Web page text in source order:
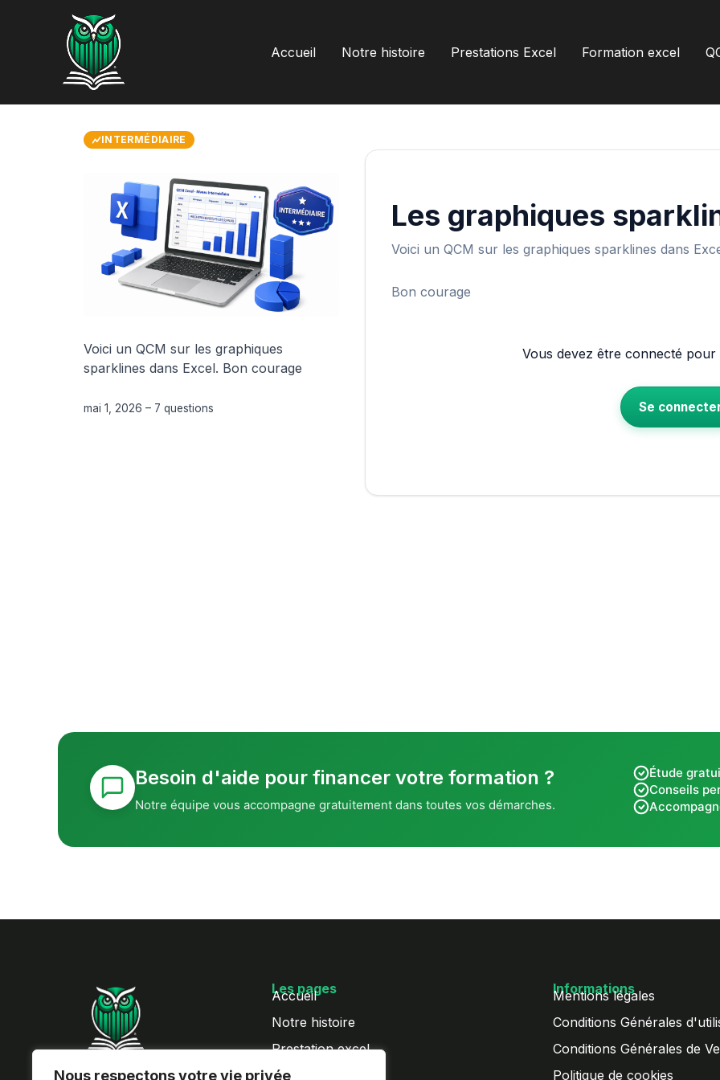
Nous respectons votre vie privée
Accueil Notre histoire Prestations Excel Formation excel
INTERMÉDIAIRE
Voici un QCM sur les graphiques
sparklines dans Excel. Bon courage
mai 1, 2026 – 7 questions
Les graphiques
Voici un QCM sur les graphiques sparklines dans
Bon courage
Vous devez être connecté
Se
Besoin d'aide pour financer votre formation ?
Notre équipe vous accompagne gratuitement dans toutes vos démarches.
Étude
Conseils
Les pages
Accueil
Notre histoire
Prestation excel
QCM Excel
Informations
Mentions légales
Conditions Générales
Conditions Générales de
Politique de cookies